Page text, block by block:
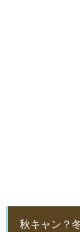
秋キャン？